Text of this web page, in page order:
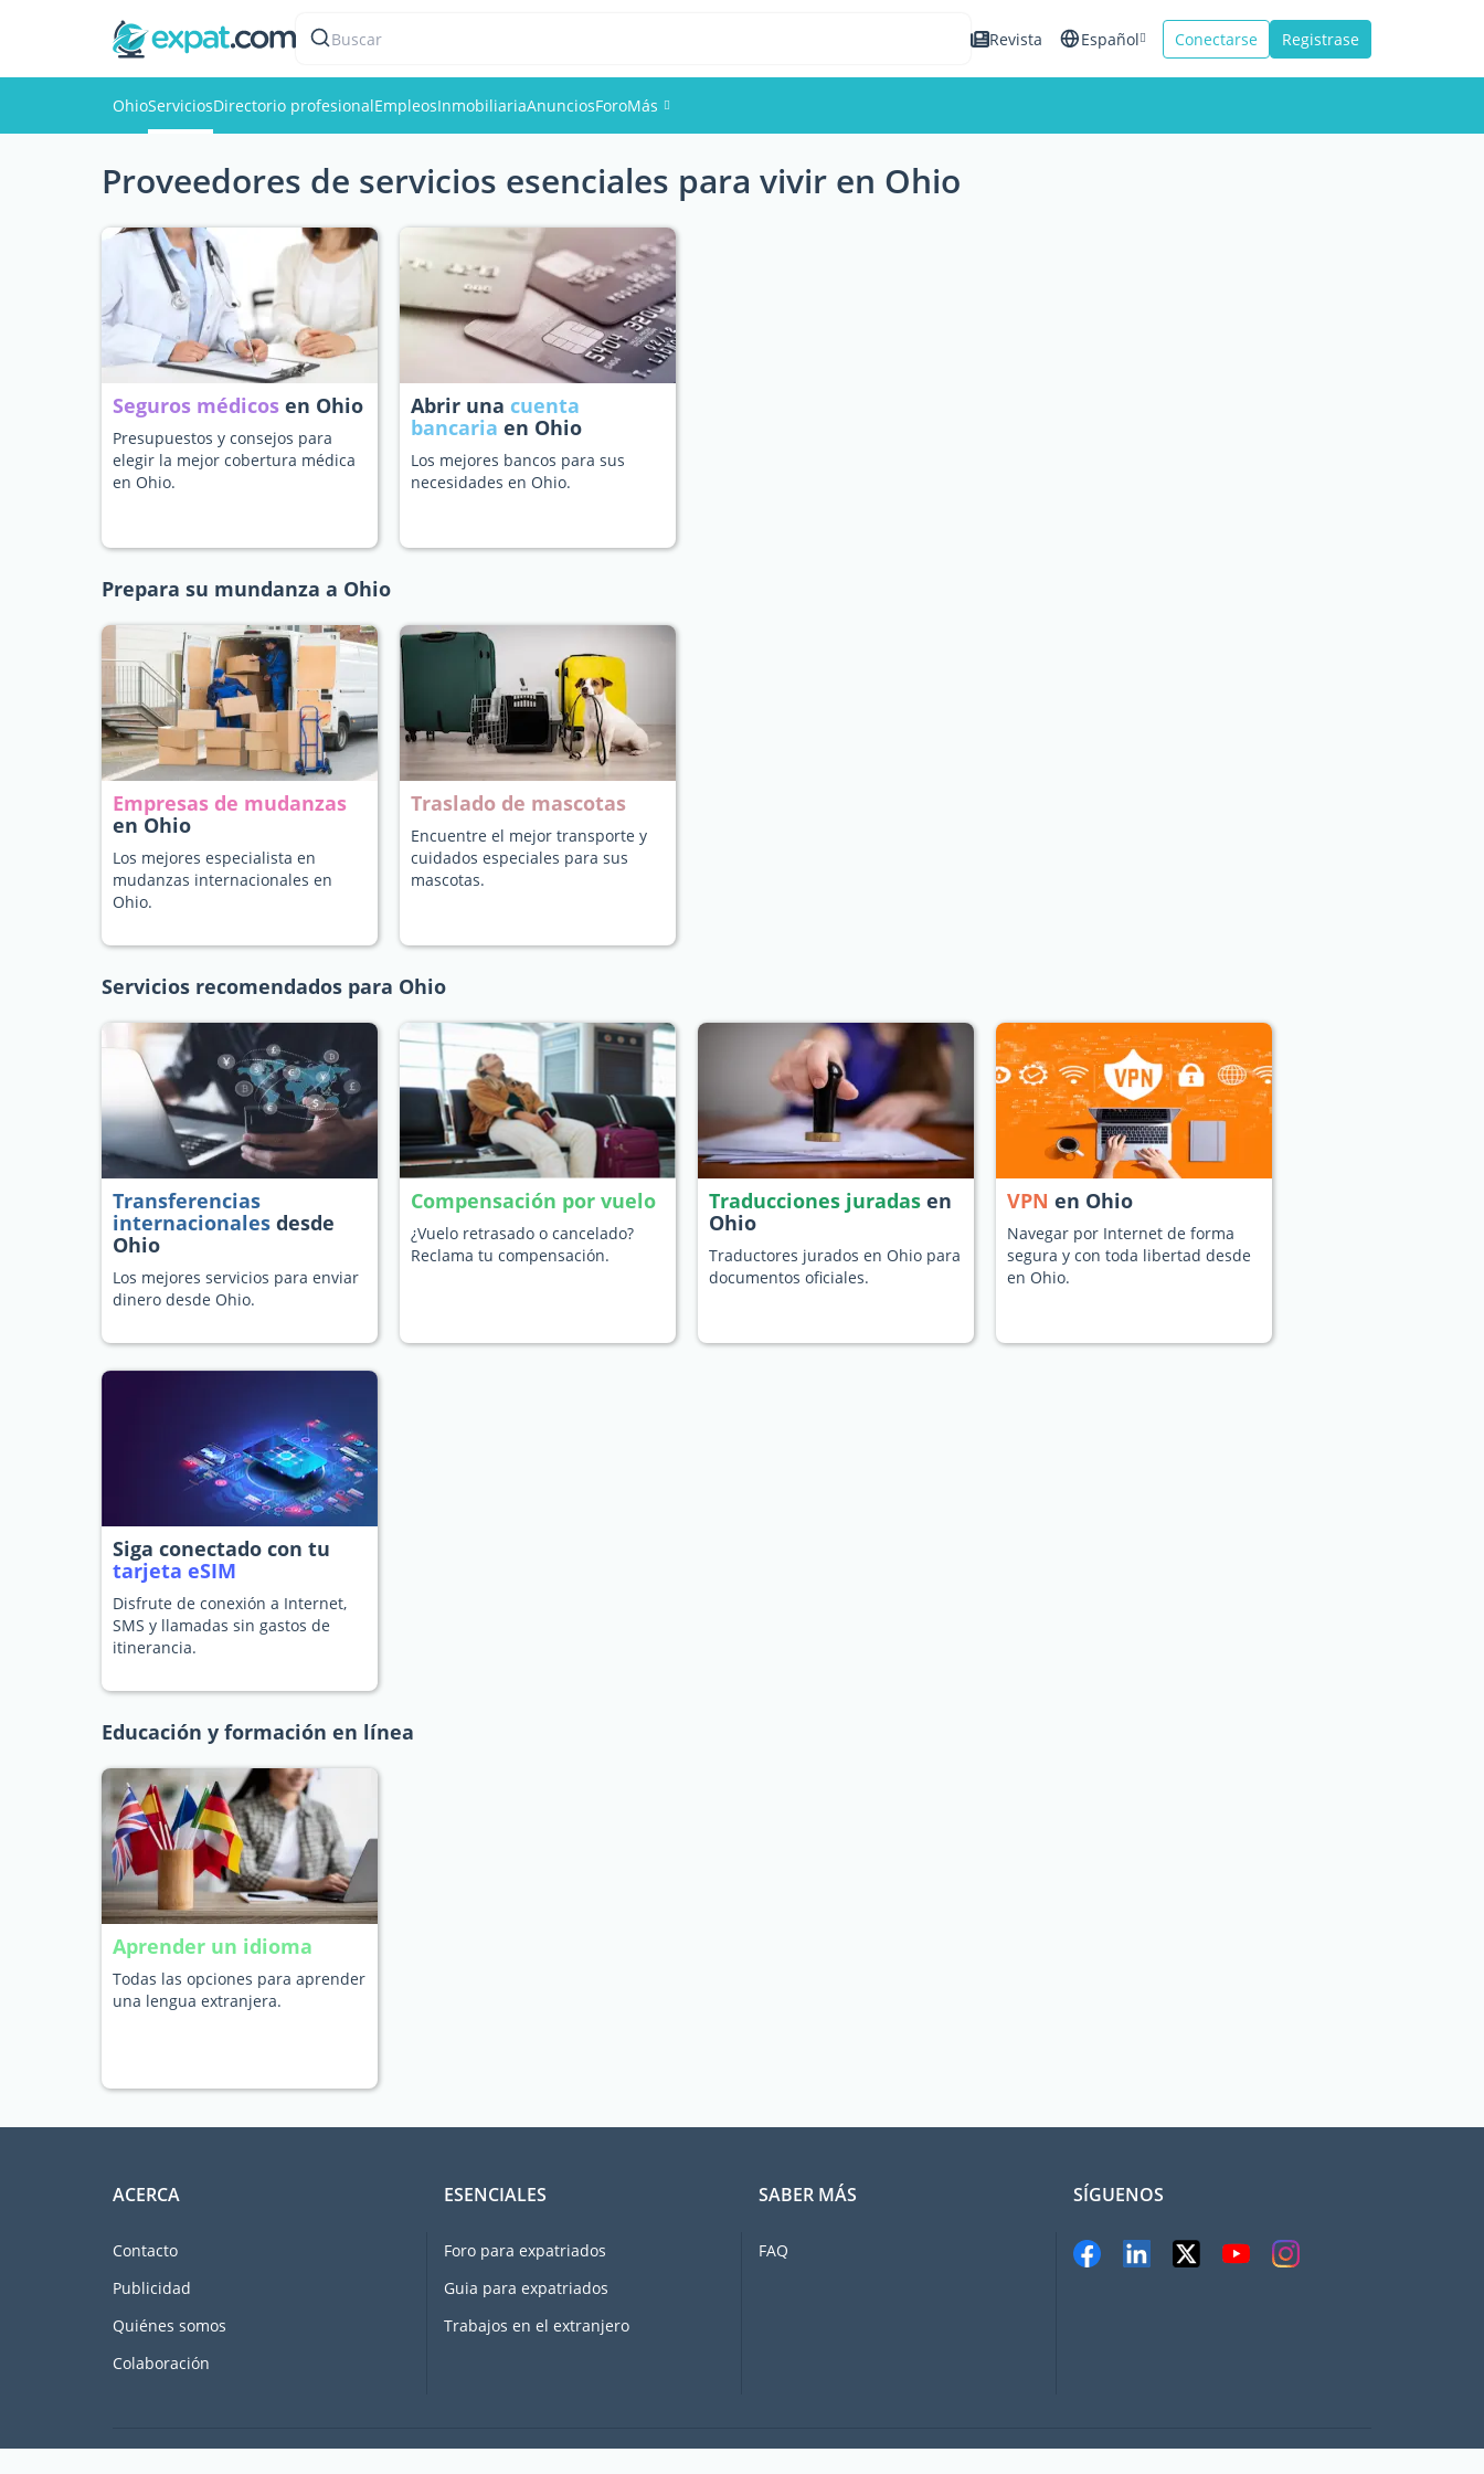
Buscar Revista Español Conectarse Registrase
OhioServiciosDirectorio profesionalEmpleosInmobiliariaAnunciosForoMás
Eventos
Miembros
Fotos
Proveedores de servicios esenciales para vivir en Ohio
Seguros médicos en Ohio
Presupuestos y consejos para
elegir la mejor cobertura médica
en Ohio.
Abrir una cuenta
bancaria en Ohio
Los mejores bancos para sus
necesidades en Ohio.
Prepara su mundanza a Ohio
Empresas de mudanzas
en Ohio
Los mejores especialista en
mudanzas internacionales en
Ohio.
Traslado de mascotas
Encuentre el mejor transporte y
cuidados especiales para sus
mascotas.
Servicios recomendados para Ohio
Transferencias
internacionales desde
Ohio
Los mejores servicios para enviar
dinero desde Ohio.
Compensación por vuelo
¿Vuelo retrasado o cancelado?
Reclama tu compensación.
Traducciones juradas en
Ohio
Traductores jurados en Ohio para
documentos oficiales.
VPN en Ohio
Navegar por Internet de forma
segura y con toda libertad desde
en Ohio.
Siga conectado con tu
tarjeta eSIM
Disfrute de conexión a Internet,
SMS y llamadas sin gastos de
itinerancia.
Educación y formación en línea
Aprender un idioma
Todas las opciones para aprender
una lengua extranjera.
ACERCA
Contacto
Publicidad
Quiénes somos
Colaboración
ESENCIALES
Foro para expatriados
Guia para expatriados
Trabajos en el extranjero
SABER MÁS
FAQ
SÍGUENOS